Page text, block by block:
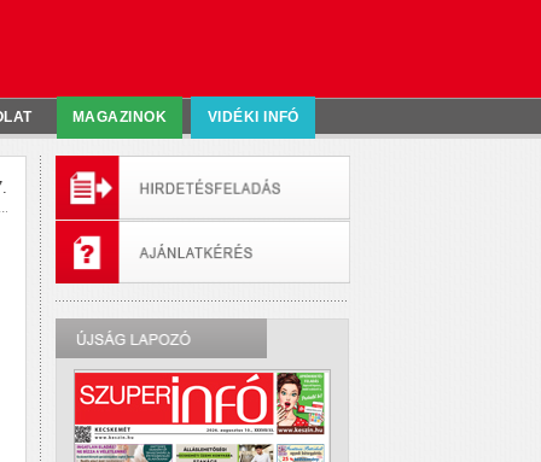
MAGAZINOK VIDÉKI INFÓ